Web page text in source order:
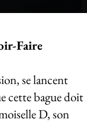
Faire
se lancent
cette bague doit
D, son